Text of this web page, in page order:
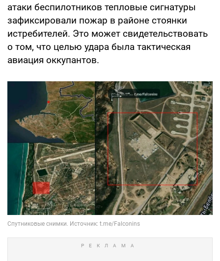
атаки беспилотников тепловые сигнатуры
зафиксировали пожар в районе стоянки
истребителей. Это может свидетельствовать
о том, что целью удара была тактическая
авиация оккупантов.